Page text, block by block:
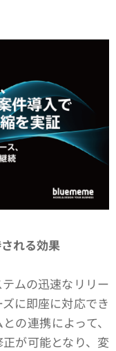
れる効果
ムの迅速なリリー
に即座に対応でき
の連携によって、
が可能となり、変